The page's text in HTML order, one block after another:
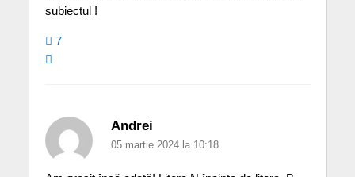
subiectul !
7
Andrei
05 martie 2024 la 10:18